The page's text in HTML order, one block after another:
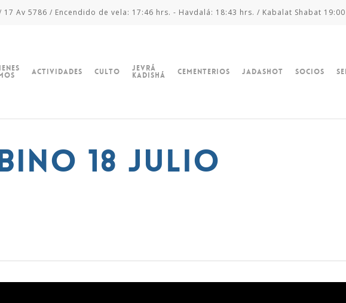
17 Av 5786 / Encendido de vela: 17:46 hrs. - Havdalá: 18:43 hrs. / Kabalat Shabat
Actividades Culto Jevrá
Kadishá Cementerios Jadashot Socios
18 julio